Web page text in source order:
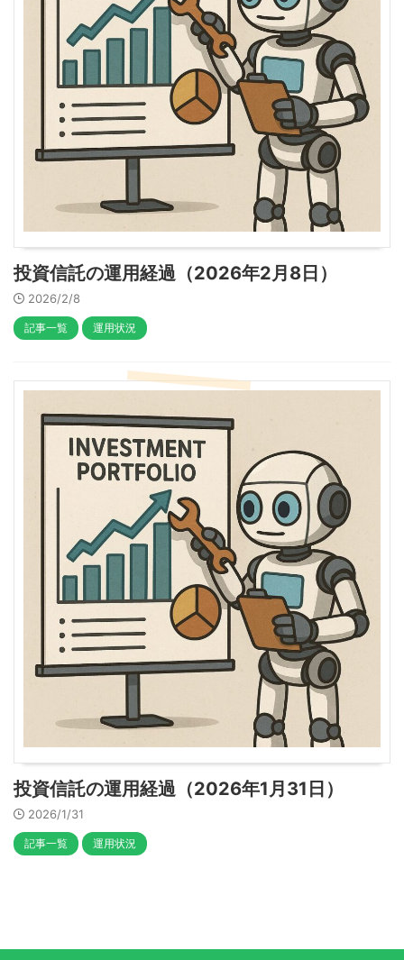
投資信託の運用経過（2026年2月8日）
2026/2/8
記事一覧 運用状況
投資信託の運用経過（2026年1月31日）
2026/1/31
記事一覧 運用状況